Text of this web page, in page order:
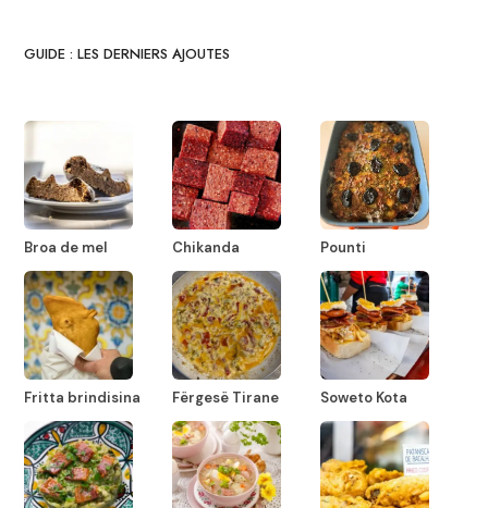
GUIDE : LES DERNIERS AJOUTES
Broa de mel Chikanda Pounti
Fritta brindisina Fërgesë Tirane Soweto Kota